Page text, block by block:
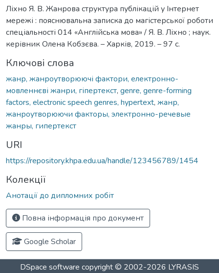
Ліхно Я. В. Жанрова структура публікацій у Інтернет
мережі : пояснювальна записка до магістерської роботи
спеціальності 014 «Англійська мова» / Я. В. Ліхно ; наук.
керівник Олена Кобзєва. – Харків, 2019. – 97 с.
Ключові слова
жанр, жанроутворюючі фактори, електронно-
мовленнєві жанри, гіпертекст, genre, genre-forming
factors, electronic speech genres, hypertext, жанр,
жанроутворюючи факторы, электронно-речевые
жанры, гипертекст
URI
https://repository.khpa.edu.ua/handle/123456789/1454
Колекції
Анотації до дипломних робіт
Повна інформація про документ
Google Scholar
DSpace software copyright © 2002-2026 LYRASIS